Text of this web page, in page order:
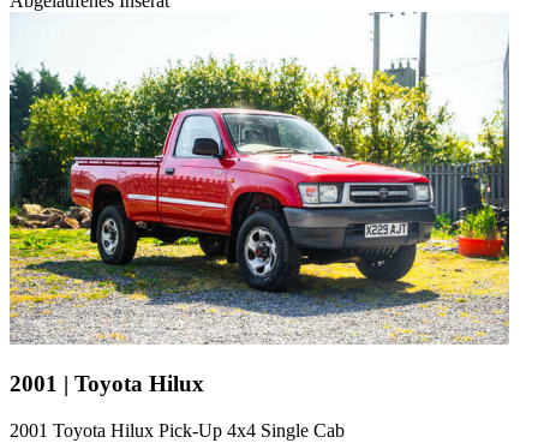
2001 | Toyota Hilux
2001 Toyota Hilux Pick-Up 4x4 Single Cab